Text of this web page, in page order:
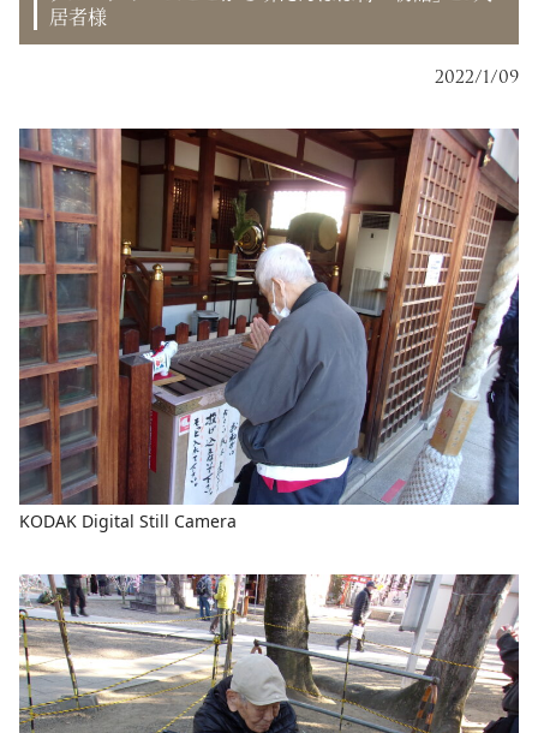
居者様
2022/1/09
KODAK Digital Still Camera